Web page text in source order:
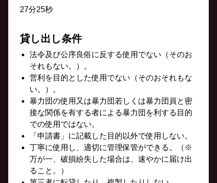
27分25秒
貸し出し条件
法令及び公序良俗に反する使用でない（そのお
それもない。）。
営利を目的とした使用でない（そのおそれもな
い。）。
暴力団の使用又は暴力団若しくは暴力団員と密
接な関係を有する者による暴力団を利する目的
での使用ではない。
「申請書」に記載した目的以外で使用しない。
丁寧に使用し、適切に管理保管ができる。（※
万が一、破損紛失した場合は、速やかに届け出
ること。）